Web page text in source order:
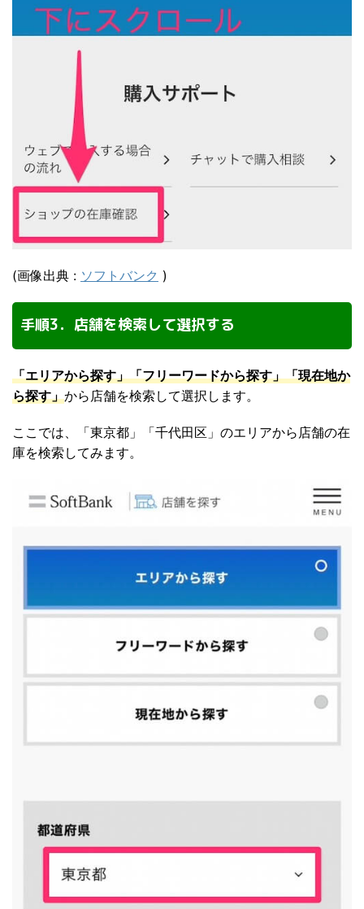
(画像出典 : ソフトバンク )
手順3．店舗を検索して選択する
「エリアから探す」「フリーワードから探す」「現在地か
ら探す」から店舗を検索して選択します。
ここでは、「東京都」「千代田区」のエリアから店舗の在
庫を検索してみます。